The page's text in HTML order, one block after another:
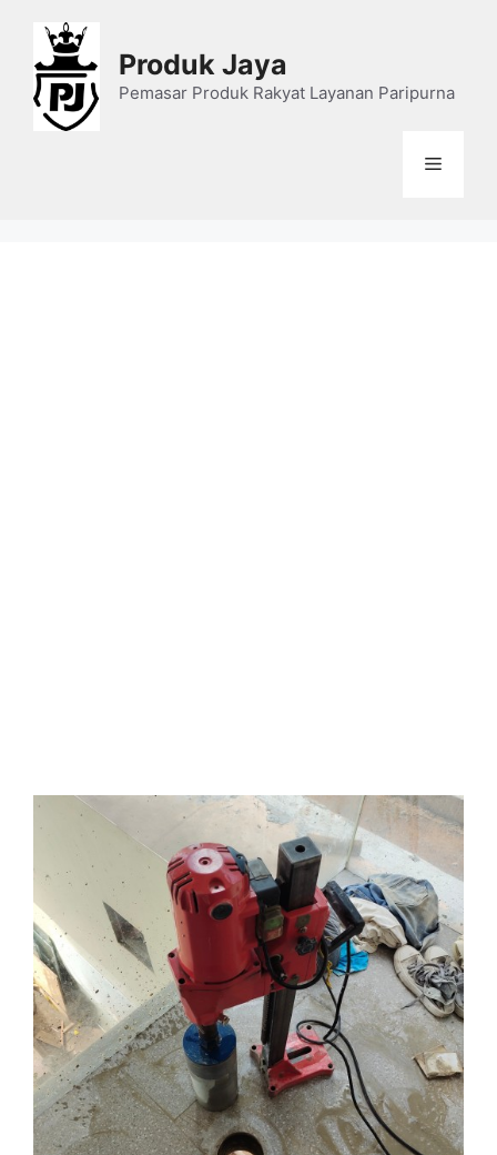
content
Produk Jaya
Pemasar Produk Rakyat Layanan Paripurna
Menu